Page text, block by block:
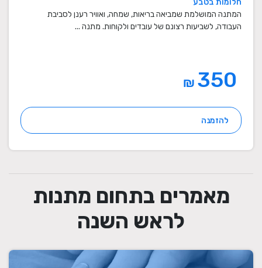
המתנה המושלמת שמביאה בריאות, שמחה, ואוויר רענן לסביבת
העבודה, לשביעות רצונם של עובדים ולקוחות. מתנה ...
₪
להזמנה
מאמרים בתחום מתנות
לראש השנה